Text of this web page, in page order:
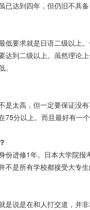
达到四年，但仍旧不具备
低要求就是日语二级以上
达到二级以上。虽然理论
是太高，但一定要保证没
75分以上。而且最好有一
份进修1年。日本大学院报
是所有学校都接受大专生
是说是在和人打交道，并